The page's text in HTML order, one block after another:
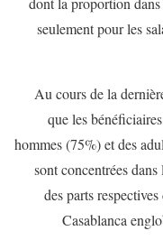
seulement pour les
Au cours de la
que les
hommes (75%) et des
sont concentrées
des parts
Casablanca